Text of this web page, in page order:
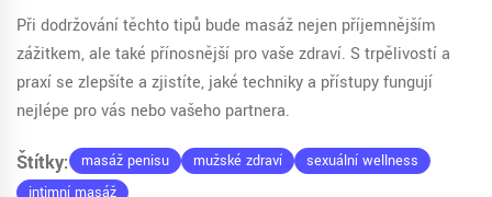
Při dodržování těchto tipů bude masáž nejen příjemnějším
zážitkem, ale také přínosnější pro vaše zdraví. S trpělivostí a
praxí se zlepšíte a zjistíte, jaké techniky a přístupy fungují
nejlépe pro vás nebo vašeho partnera.
Štítky: masáž penisu mužské zdraví
sexuální wellness
intimní masáž